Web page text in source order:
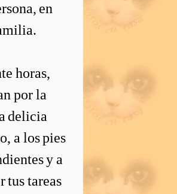
en
horas,
por la
delicia
a los pies
y a
tus tareas